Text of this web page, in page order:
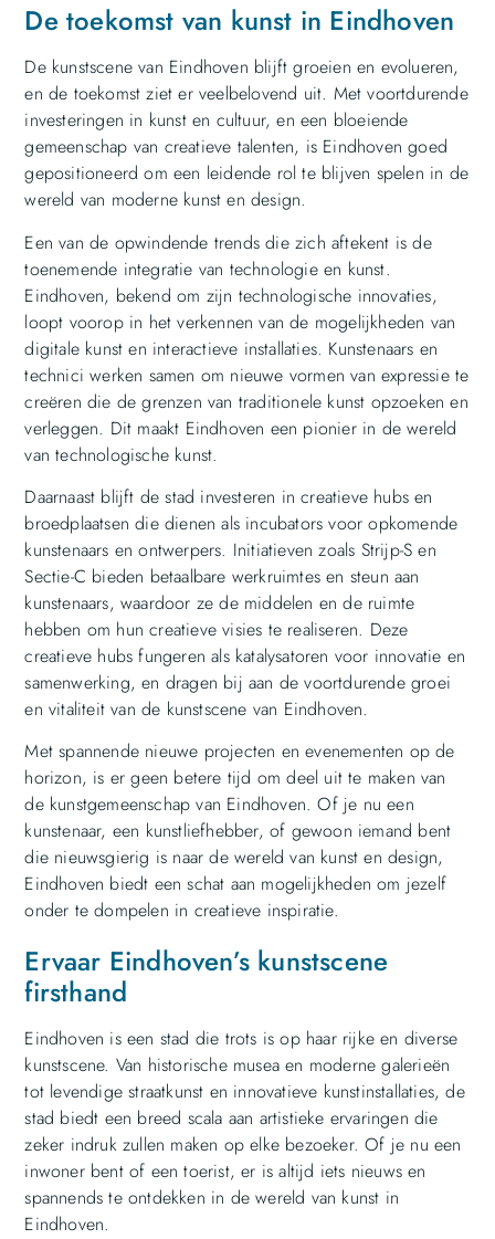
De toekomst van kunst in Eindhoven
De kunstscene van Eindhoven blijft groeien en evolueren,
en de toekomst ziet er veelbelovend uit. Met voortdurende
investeringen in kunst en cultuur, en een bloeiende
gemeenschap van creatieve talenten, is Eindhoven goed
gepositioneerd om een leidende rol te blijven spelen in de
wereld van moderne kunst en design.
Een van de opwindende trends die zich aftekent is de
toenemende integratie van technologie en kunst.
Eindhoven, bekend om zijn technologische innovaties,
loopt voorop in het verkennen van de mogelijkheden van
digitale kunst en interactieve installaties. Kunstenaars en
technici werken samen om nieuwe vormen van expressie te
creëren die de grenzen van traditionele kunst opzoeken en
verleggen. Dit maakt Eindhoven een pionier in de wereld
van technologische kunst.
Daarnaast blijft de stad investeren in creatieve hubs en
broedplaatsen die dienen als incubators voor opkomende
kunstenaars en ontwerpers. Initiatieven zoals Strijp-S en
Sectie-C bieden betaalbare werkruimtes en steun aan
kunstenaars, waardoor ze de middelen en de ruimte
hebben om hun creatieve visies te realiseren. Deze
creatieve hubs fungeren als katalysatoren voor innovatie en
samenwerking, en dragen bij aan de voortdurende groei
en vitaliteit van de kunstscene van Eindhoven.
Met spannende nieuwe projecten en evenementen op de
horizon, is er geen betere tijd om deel uit te maken van
de kunstgemeenschap van Eindhoven. Of je nu een
kunstenaar, een kunstliefhebber, of gewoon iemand bent
die nieuwsgierig is naar de wereld van kunst en design,
Eindhoven biedt een schat aan mogelijkheden om jezelf
onder te dompelen in creatieve inspiratie.
Ervaar Eindhoven’s kunstscene
firsthand
Eindhoven is een stad die trots is op haar rijke en diverse
kunstscene. Van historische musea en moderne galerieën
tot levendige straatkunst en innovatieve kunstinstallaties, de
stad biedt een breed scala aan artistieke ervaringen die
zeker indruk zullen maken op elke bezoeker. Of je nu een
inwoner bent of een toerist, er is altijd iets nieuws en
spannends te ontdekken in de wereld van kunst in
Eindhoven.